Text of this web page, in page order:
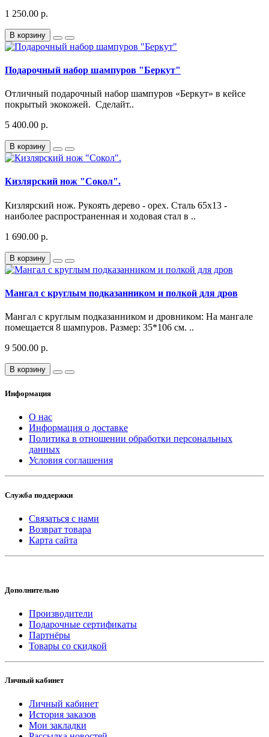
1 250.00 р.
В корзину
Подарочный набор шампуров "Беркут"
Отличный подарочный набор шампуров «Беркут» в кейсе
покрытый экокожей. Сделайт..
5 400.00 р.
В корзину
Кизлярский нож "Сокол".
Кизлярский нож. Рукоять дерево - орех. Сталь 65х13 -
наиболее распространенная и ходовая стал в ..
1 690.00 р.
В корзину
Мангал с круглым подказанником и полкой для дров
Мангал с круглым подказанником и дровником: На мангале
помещается 8 шампуров. Размер: 35*106 см. ..
9 500.00 р.
В корзину
Информация
О нас
Информация о доставке
Политика в отношении обработки персональных
данных
Условия соглашения
Служба поддержки
Связаться с нами
Возврат товара
Карта сайта
Дополнительно
Производители
Подарочные сертификаты
Партнёры
Товары со скидкой
Личный кабинет
Личный кабинет
История заказов
Мои закладки